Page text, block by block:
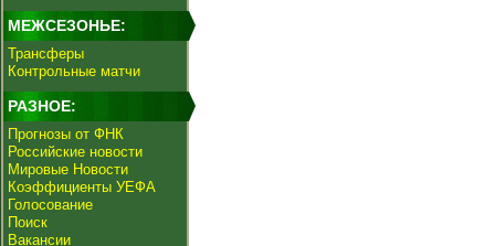
МЕЖСЕЗОНЬЕ:
Трансферы
Контрольные матчи
РАЗНОЕ:
Прогнозы от ФНК
Российские новости
Мировые Новости
Коэффициенты УЕФА
Голосование
Поиск
Вакансии